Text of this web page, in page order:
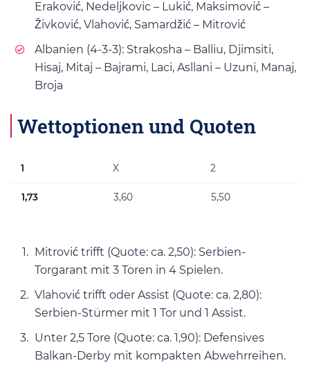
Eraković, Nedeljkovic – Lukić, Maksimović –
Živković, Vlahović, Samardžić – Mitrović
Albanien (4-3-3): Strakosha – Balliu, Djimsiti,
Hisaj, Mitaj – Bajrami, Laci, Asllani – Uzuni, Manaj,
Broja
Wettoptionen und Quoten
1 X 2
1,73 3,60 5,50
Mitrović trifft (Quote: ca. 2,50): Serbien-
Torgarant mit 3 Toren in 4 Spielen.
Vlahović trifft oder Assist (Quote: ca. 2,80):
Serbien-Stürmer mit 1 Tor und 1 Assist.
Unter 2,5 Tore (Quote: ca. 1,90): Defensives
Balkan-Derby mit kompakten Abwehrreihen.